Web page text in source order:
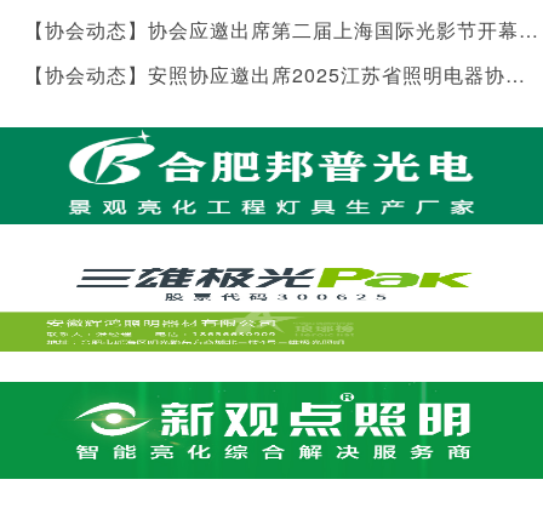
【协会动态】协会应邀出席第二届上海国际光影节开幕式及光影艺术国际研讨会
【协会动态】安照协应邀出席2025江苏省照明电器协会年会